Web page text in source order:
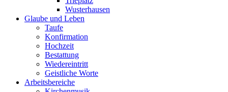
Wusterhausen
Glaube und Leben
Taufe
Konfirmation
Hochzeit
Bestattung
Wiedereintritt
Geistliche Worte
Arbeitsbereiche